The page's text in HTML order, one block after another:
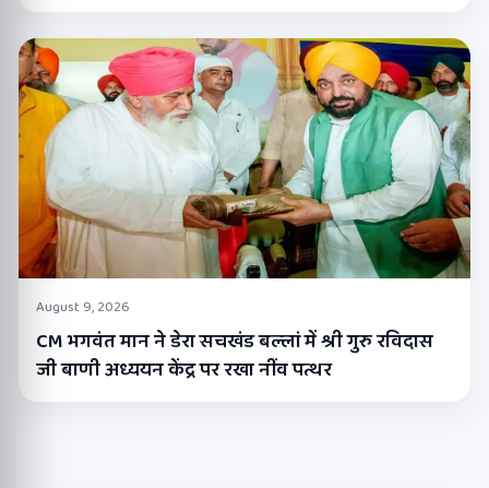
August 9, 2026
CM भगवंत मान ने डेरा सचखंड बल्लां में श्री गुरु रविदास
जी बाणी अध्ययन केंद्र पर रखा नींव पत्थर